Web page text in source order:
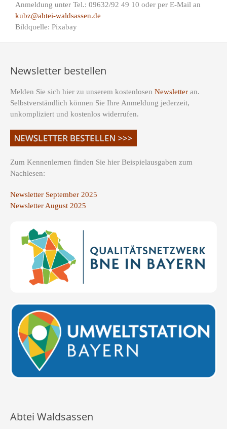
Anmeldung unter Tel.: 09632/92 49 10 oder per E-Mail an
kubz@abtei-waldsassen.de
Bildquelle: Pixabay
Newsletter bestellen
Melden Sie sich hier zu unserem kostenlosen Newsletter an.
Selbstverständlich können Sie Ihre Anmeldung jederzeit,
unkompliziert und kostenlos widerrufen.
Zum Kennenlernen finden Sie hier Beispielausgaben zum
Nachlesen:
Newsletter September 2025
Newsletter August 2025
Abtei Waldsassen